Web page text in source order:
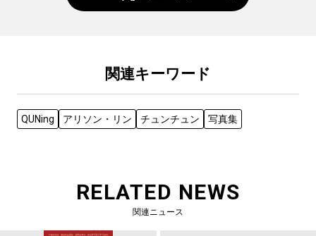
関連キーワード
QUNing アリソン・リン チュンチュン 写真集
RELATED NEWS
関連ニュース